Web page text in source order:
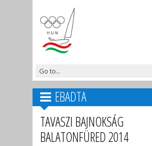
EBADTA
TAVASZI BAJNOKSÁG
BALATONFÜRED 2014